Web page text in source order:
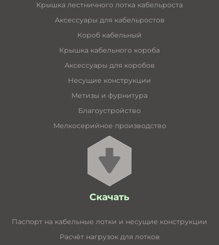
Крышка лестничного лотка кабельроста
Аксессуары для кабельростов
Короб кабельный
Крышка кабельного короба
Аксессуары для коробов
Несущие конструкции
Метизы и фурнитура
Благоустройство
Мелкосерийное производство
Скачать
Паспорт на кабельные лотки и несущие конструкции
Расчёт нагрузок для лотков